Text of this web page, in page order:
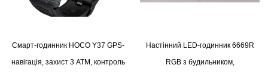
Смарт-годинник HOCO Y37 GPS-
навігація, захист 3 ATM, контроль
Настінний LED-годинник 6669R
RGB з будильником,